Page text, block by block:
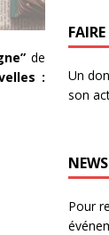
de
:
Un
son
Pour